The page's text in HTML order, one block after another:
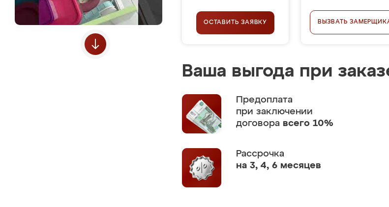
ОСТАВИТЬ ЗАЯВКУ ВЫЗВАТЬ
Ваша выгода при
Предоплата
при заключении
договора всего 10%
Рассрочка
на 3, 4, 6 месяцев